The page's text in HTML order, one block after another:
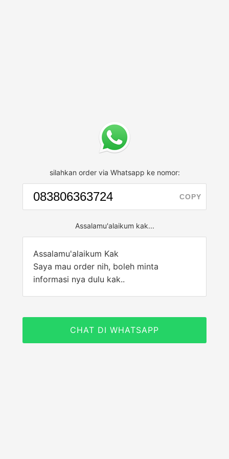
silahkan order via Whatsapp ke nomor:
COPY
Assalamu'alaikum kak...
Assalamu'alaikum Kak
Saya mau order nih, boleh minta
informasi nya dulu kak..
CHAT DI WHATSAPP